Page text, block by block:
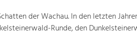
der Wachau. In den letzten
Runde, den